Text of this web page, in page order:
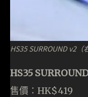
HS35 SURROUND v2（
HS35
售價：HK$419